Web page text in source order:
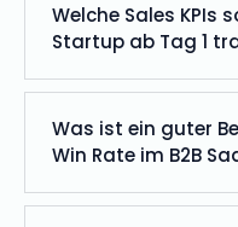
Welche Sales KPIs
Startup ab Tag 1
Was ist ein guter
Win Rate im B2B